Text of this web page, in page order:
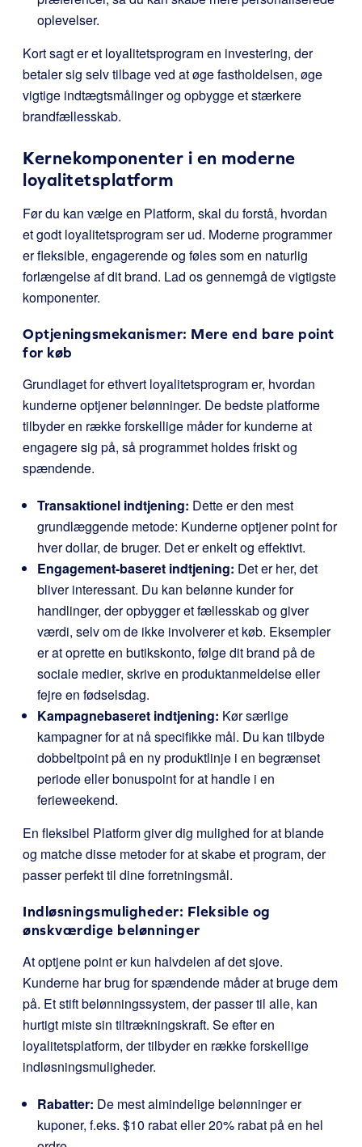
oplevelser.
Kort sagt er et loyalitetsprogram en investering, der
betaler sig selv tilbage ved at øge fastholdelsen, øge
vigtige indtægtsmålinger og opbygge et stærkere
brandfællesskab.
Kernekomponenter i en moderne
loyalitetsplatform
Før du kan vælge en Platform, skal du forstå, hvordan
et godt loyalitetsprogram ser ud. Moderne programmer
er fleksible, engagerende og føles som en naturlig
forlængelse af dit brand. Lad os gennemgå de vigtigste
komponenter.
Optjeningsmekanismer: Mere end bare point
for køb
Grundlaget for ethvert loyalitetsprogram er, hvordan
kunderne optjener belønninger. De bedste platforme
tilbyder en række forskellige måder for kunderne at
engagere sig på, så programmet holdes friskt og
spændende.
Transaktionel indtjening: Dette er den mest
grundlæggende metode: Kunderne optjener point for
hver dollar, de bruger. Det er enkelt og effektivt.
Engagement-baseret indtjening: Det er her, det
bliver interessant. Du kan belønne kunder for
handlinger, der opbygger et fællesskab og giver
værdi, selv om de ikke involverer et køb. Eksempler
er at oprette en butikskonto, følge dit brand på de
sociale medier, skrive en produktanmeldelse eller
fejre en fødselsdag.
Kampagnebaseret indtjening: Kør særlige
kampagner for at nå specifikke mål. Du kan tilbyde
dobbeltpoint på en ny produktlinje i en begrænset
periode eller bonuspoint for at handle i en
ferieweekend.
En fleksibel Platform giver dig mulighed for at blande
og matche disse metoder for at skabe et program, der
passer perfekt til dine forretningsmål.
Indløsningsmuligheder: Fleksible og
ønskværdige belønninger
At optjene point er kun halvdelen af det sjove.
Kunderne har brug for spændende måder at bruge dem
på. Et stift belønningssystem, der passer til alle, kan
hurtigt miste sin tiltrækningskraft. Se efter en
loyalitetsplatform, der tilbyder en række forskellige
indløsningsmuligheder.
Rabatter: De mest almindelige belønninger er
kuponer, f.eks. $10 rabat eller 20% rabat på en hel